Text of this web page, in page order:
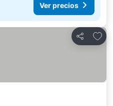
Ver precios
Compartir